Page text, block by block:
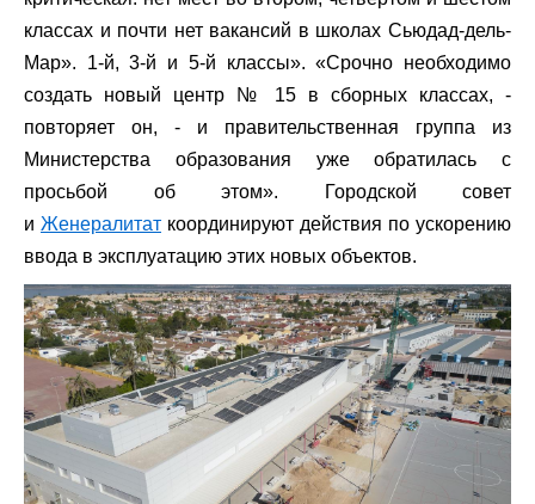
классах и почти нет вакансий в школах Сьюдад-дель-
Мар». 1-й, 3-й и 5-й классы». «Срочно необходимо
создать новый центр № 15 в сборных классах, -
повторяет он, - и правительственная группа из
Министерства образования уже обратилась с
просьбой об этом». Городской совет
и Женералитат координируют действия по ускорению
ввода в эксплуатацию этих новых объектов.